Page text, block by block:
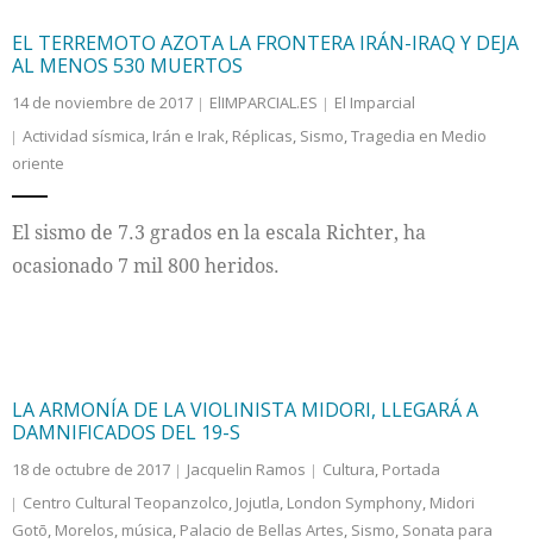
EL TERREMOTO AZOTA LA FRONTERA IRÁN-IRAQ Y DEJA
AL MENOS 530 MUERTOS
14 de noviembre de 2017 ElIMPARCIAL.ES
El Imparcial
Actividad sísmica, Irán e Irak, Réplicas, Sismo,Tragedia en Medio
oriente
El sismo de 7.3 grados en la escala Richter, ha
ocasionado 7 mil 800 heridos.
LA ARMONÍA DE LA VIOLINISTA MIDORI, LLEGARÁ A
DAMNIFICADOS DEL 19-S
18 de octubre de 2017 Jacquelin Ramos Cultura, Portada
Centro Cultural Teopanzolco, Jojutla, London Symphony, Midori
Gotō, Morelos, música, Palacio de Bellas Artes, Sismo, Sonata para